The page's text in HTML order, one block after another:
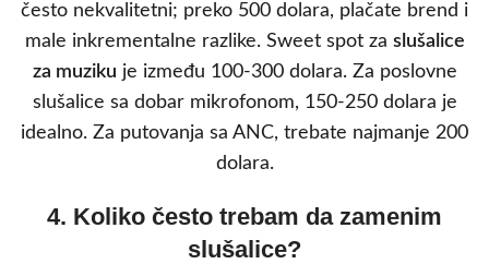
često nekvalitetni; preko 500 dolara, plačate brend i
male inkrementalne razlike. Sweet spot za slušalice
za muziku je između 100-300 dolara. Za poslovne
slušalice sa dobar mikrofonom, 150-250 dolara je
idealno. Za putovanja sa ANC, trebate najmanje 200
dolara.
4. Koliko često trebam da zamenim
slušalice?